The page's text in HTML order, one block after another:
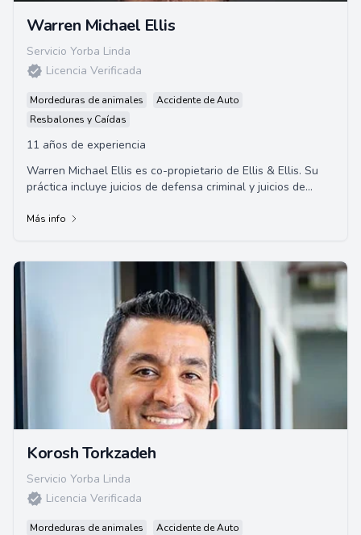
Warren Michael Ellis
Servicio Yorba Linda
Licencia Verificada
Mordeduras de animales
Accidente de Auto
Resbalones y Caídas
11 años de experiencia
Warren Michael Ellis es co-propietario de Ellis & Ellis. Su
práctica incluye juicios de defensa criminal y juicios de
Más info
Korosh Torkzadeh
Servicio Yorba Linda
Licencia Verificada
Mordeduras de animales
Accidente de Auto